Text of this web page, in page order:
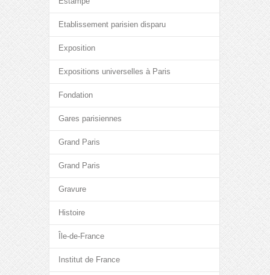
Etablissement parisien disparu
Exposition
Expositions universelles à Paris
Fondation
Gares parisiennes
Grand Paris
Grand Paris
Gravure
Histoire
Île-de-France
Institut de France